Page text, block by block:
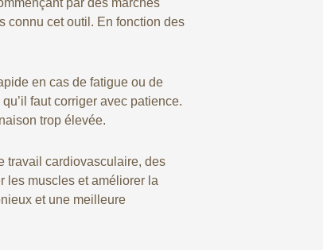
par des marches
connu cet outil. En fonction des
en cas de fatigue ou de
faut corriger avec patience.
trop élevée.
travail cardiovasculaire, des
les muscles et améliorer la
et une meilleure